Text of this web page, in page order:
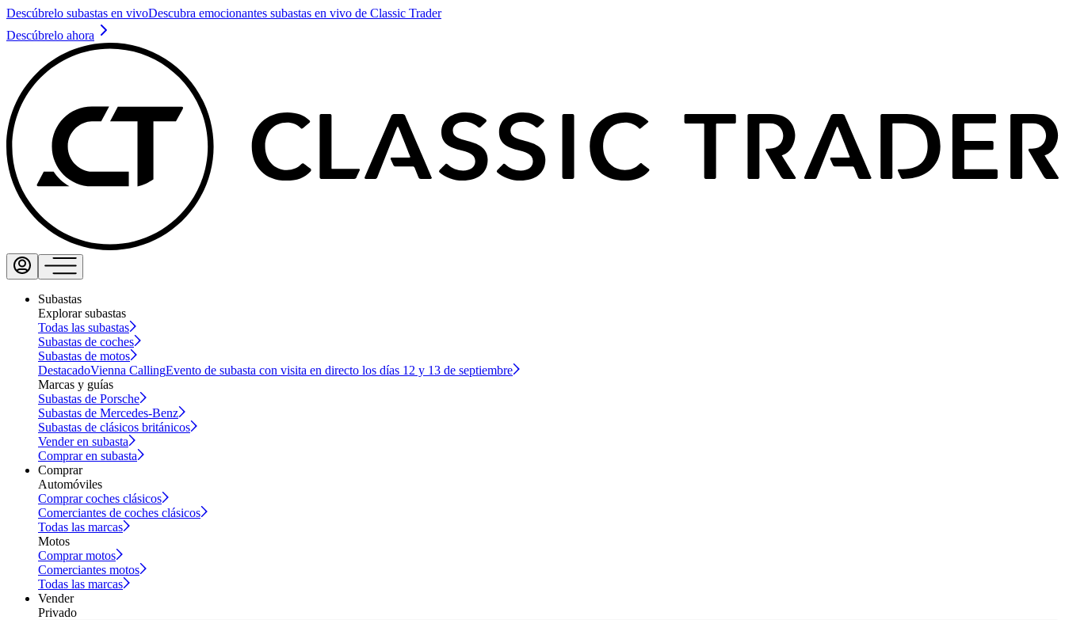
Descúbrelo subastas en vivoDescubra emocionantes subastas en vivo de Classic Trader
Descúbrelo ahora
Subastas
Explorar subastas
Todas las subastas
Subastas de coches
Subastas de motos
DestacadoVienna CallingEvento de subasta con visita en directo los días 12 y 13 de septiembre
Marcas y guías
Subastas de Porsche
Subastas de Mercedes-Benz
Subastas de clásicos británicos
Vender en subasta
Comprar en subasta
Comprar
Automóviles
Comprar coches clásicos
Comerciantes de coches clásicos
Todas las marcas
Motos
Comprar motos
Comerciantes motos
Todas las marcas
Vender
Privado